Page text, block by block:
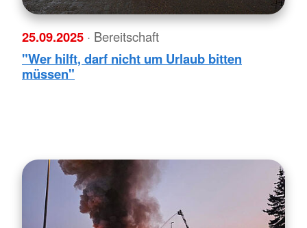
25.09.2025 · Bereitschaft
"Wer hilft, darf nicht um Urlaub bitten
müssen"